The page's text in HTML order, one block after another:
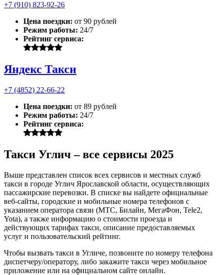
+7 (910) 823-92-26
Цена поездки: от 90 рублей
Режим работы: 24/7
Рейтинг сервиса:
Яндекс Такси
+7 (4852) 22-66-22
Цена поездки: от 89 рублей
Режим работы: 24/7
Рейтинг сервиса:
Такси Углич – все сервисы 2025
Выше представлен список всех сервисов и местных служб
такси в городе Углич Ярославской области, осуществляющих
пассажирские перевозки. В списке вы найдете официальные
веб-сайты, городские и мобильные номера телефонов с
указанием оператора связи (МТС, Билайн, МегаФон, Tele2,
Yota), а также информацию о стоимости проезда и
действующих тарифах такси, описание предоставляемых
услуг и пользовательский рейтинг.
Чтобы вызвать такси в Угличе, позвоните по номеру телефона
диспетчеру/оператору, либо закажите такси через мобильное
приложение или на официальном сайте онлайн.